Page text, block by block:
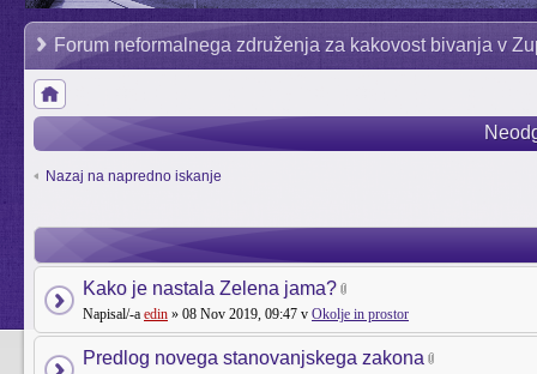
Forum neformalnega združenja za kakovost bivanja v
Nazaj na napredno iskanje
Kako je nastala Zelena jama?
Napisal/-a edin » 08 Nov 2019, 09:47 v Okolje in prostor
Predlog novega stanovanjskega zakona